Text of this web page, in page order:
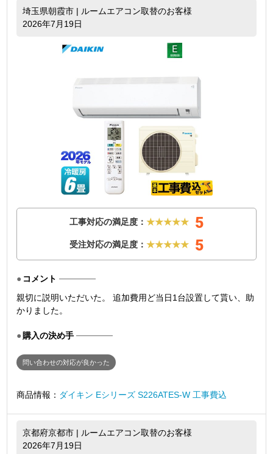
埼玉県朝霞市 | ルームエアコン取替のお客様
2026年7月19日
工事対応の満足度： ★★★★★ 5
受注対応の満足度： ★★★★★ 5
コメント
親切に説明いただいた。 追加費用ど当日1台設置して貰い、助
かりました。
購入の決め手
問い合わせの対応が良かった
商品情報： ダイキン Eシリーズ S226ATES-W 工事費込
京都府京都市 | ルームエアコン取替のお客様
2026年7月19日